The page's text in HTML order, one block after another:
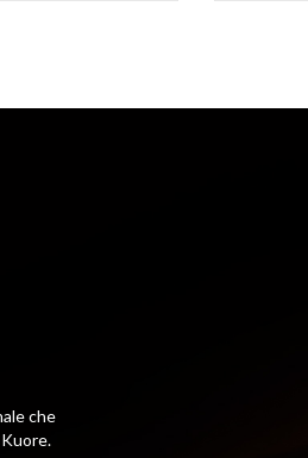
che